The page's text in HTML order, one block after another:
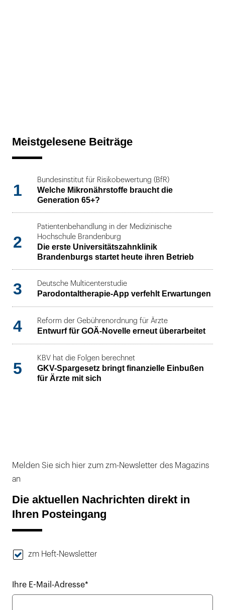
Meistgelesene Beiträge
1
Bundesinstitut für Risikobewertung (BfR)
Welche Mikronährstoffe braucht die
Generation 65+?
2
Patientenbehandlung in der Medizinische
Hochschule Brandenburg
Die erste Universitätszahnklinik
Brandenburgs startet heute ihren Betrieb
3 Deutsche Multicenterstudie
Parodontaltherapie-App verfehlt Erwartungen
4 Reform der Gebührenordnung für Ärzte
Entwurf für GOÄ-Novelle erneut überarbeitet
5
KBV hat die Folgen berechnet
GKV-Spargesetz bringt finanzielle Einbußen
für Ärzte mit sich
Melden Sie sich hier zum zm-Newsletter des Magazins
an
Die aktuellen Nachrichten direkt in
Ihren Posteingang
zm Heft-Newsletter
Ihre E-Mail-Adresse*